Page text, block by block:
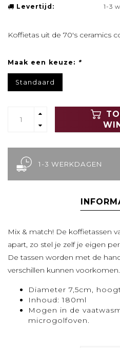
Levertijd:
1-3
Koffietas uit de 70's ceramics
Maak een keuze: *
Standaard
1-3 WERKDAGEN
Mix & match! De koffietassen
apart, zo stel je zelf je eigen
De tassen worden met de
verschillen kunnen voorkomen.
Diameter 7,5cm,
Inhoud: 180ml
Mogen in de
microgolfoven.